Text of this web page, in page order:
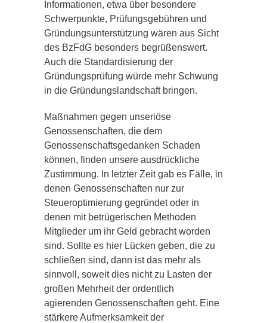
Informationen, etwa über besondere
Schwerpunkte, Prüfungsgebühren und
Gründungsunterstützung wären aus Sicht
des BzFdG besonders begrüßenswert.
Auch die Standardisierung der
Gründungsprüfung würde mehr Schwung
in die Gründungslandschaft bringen.
Maßnahmen gegen unseriöse
Genossenschaften, die dem
Genossenschaftsgedanken Schaden
können, finden unsere ausdrückliche
Zustimmung. In letzter Zeit gab es Fälle, in
denen Genossenschaften nur zur
Steueroptimierung gegründet oder in
denen mit betrügerischen Methoden
Mitglieder um ihr Geld gebracht worden
sind. Sollte es hier Lücken geben, die zu
schließen sind, dann ist das mehr als
sinnvoll, soweit dies nicht zu Lasten der
großen Mehrheit der ordentlich
agierenden Genossenschaften geht. Eine
stärkere Aufmerksamkeit der